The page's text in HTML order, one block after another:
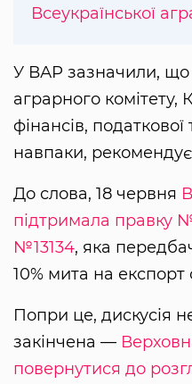
Всеукраїнської
У ВАР зазначили, що
аграрного комітету,
фінансів,
навпаки,
До слова, 18 червня
підтримала правку
№13134, яка
10% мита на експорт
Попри це, дискусія
закінчена —
повернутися до